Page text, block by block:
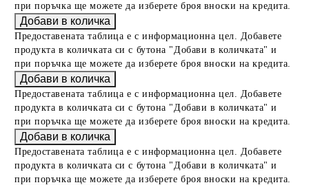
при поръчка ще можете да изберете броя вноски на кредита.
Предоставената таблица е с информационна цел. Добавете
продукта в количката си с бутона "Добави в количката" и
при поръчка ще можете да изберете броя вноски на кредита.
Предоставената таблица е с информационна цел. Добавете
продукта в количката си с бутона "Добави в количката" и
при поръчка ще можете да изберете броя вноски на кредита.
Предоставената таблица е с информационна цел. Добавете
продукта в количката си с бутона "Добави в количката" и
при поръчка ще можете да изберете броя вноски на кредита.